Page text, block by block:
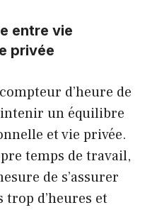
entre vie
privée
d’heure de
un équilibre
et vie privée.
temps de travail,
de s’assurer
trop d’heures et